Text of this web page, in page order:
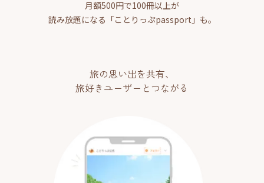
月額500円で100冊以上が
読み放題になる「ことりっぷpassport」も。
旅の思い出を共有、
旅好きユーザーとつながる